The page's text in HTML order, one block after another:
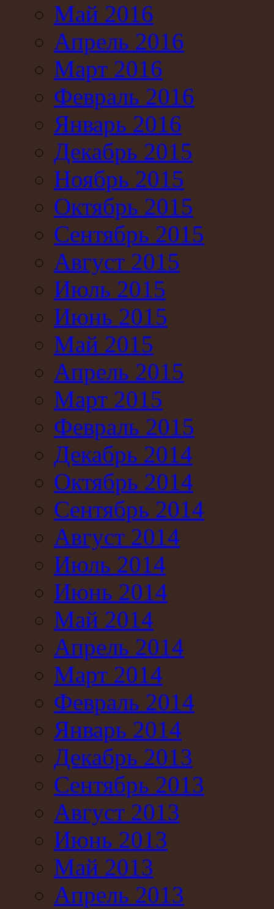
Май 2016
Апрель 2016
Март 2016
Февраль 2016
Январь 2016
Декабрь 2015
Ноябрь 2015
Октябрь 2015
Сентябрь 2015
Август 2015
Июль 2015
Июнь 2015
Май 2015
Апрель 2015
Март 2015
Февраль 2015
Декабрь 2014
Октябрь 2014
Сентябрь 2014
Август 2014
Июль 2014
Июнь 2014
Май 2014
Апрель 2014
Март 2014
Февраль 2014
Январь 2014
Декабрь 2013
Сентябрь 2013
Август 2013
Июнь 2013
Май 2013
Апрель 2013